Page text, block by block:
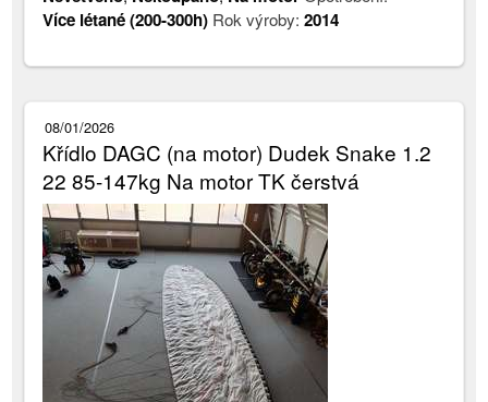
Více létané (200-300h) Rok výroby:2014
08/01/2026
Křídlo DAGC (na motor) Dudek Snake 1.2
22 85-147kg Na motor TK čerstvá